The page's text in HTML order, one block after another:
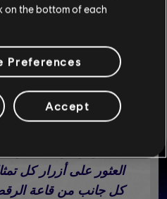
العثور على أزرار كل
كل جانب من قاعة
on the bottom of each
Preferences
Accept